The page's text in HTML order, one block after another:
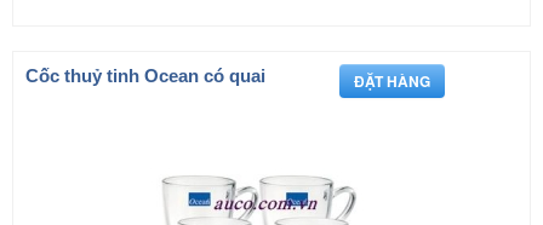
Cốc thuỷ tinh Ocean có quai